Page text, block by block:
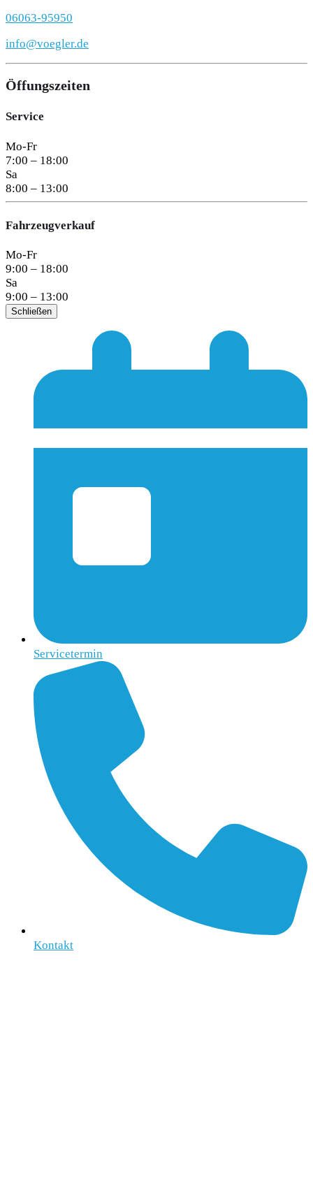
06063-95950
info@voegler.de
Öffungszeiten
Service
Mo-Fr
7:00 – 18:00
Sa
8:00 – 13:00
Fahrzeugverkauf
Mo-Fr
9:00 – 18:00
Sa
9:00 – 13:00
Schließen
Servicetermin
Kontakt